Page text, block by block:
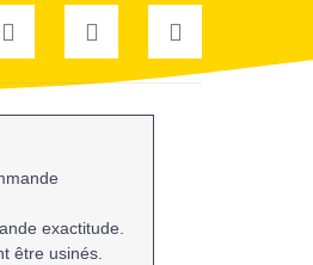
exactitude.
être usinés.